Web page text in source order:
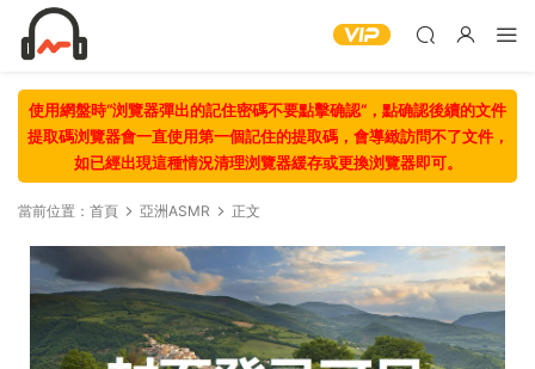
使用網盤時“浏覽器彈出的記住密碼不要點擊确認“，點确認後續的文件
提取碼浏覽器會一直使用第一個記住的提取碼，會導緻訪問不了文件，
如已經出現這種情況清理浏覽器緩存或更換浏覽器即可。
當前位置： 首頁 亞洲ASMR 正文